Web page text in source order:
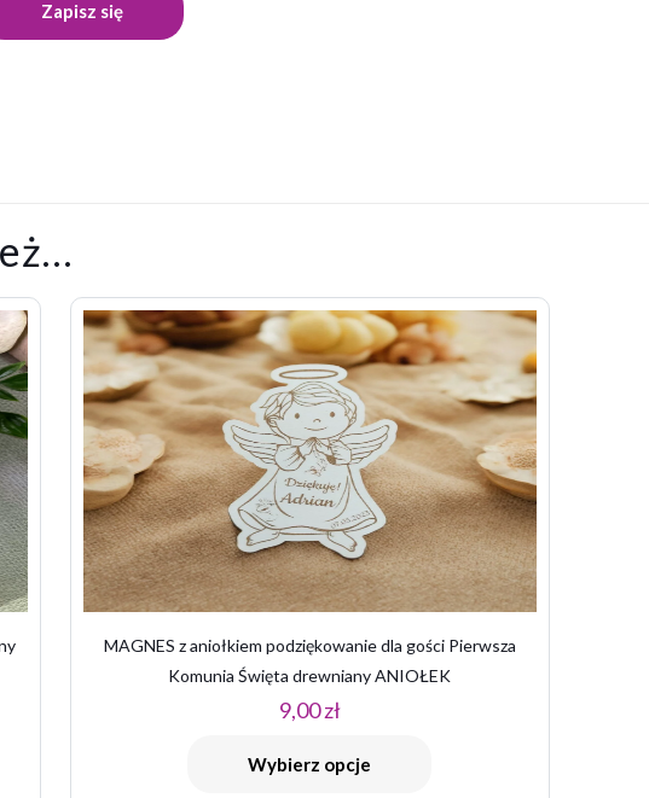
opinię o „Pamiątka Pierwszej Komunii Świętej szkatułka
Stróż”
zostanie opublikowany.Wymagane pola są oznaczone
gwiazdek 2 z 5 gwiazdek 3 z 5 gwiazdek 4 z 5 gwiazdek
MAGNES z aniołkiem podziękowanie dla gości Pierwsza
Komunia Święta drewniany ANIOŁEK
9,00zł
Wybierz opcje